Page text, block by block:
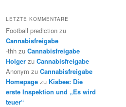
LETZTE KOMMENTARE
Football prediction zu
Cannabisfreigabe
-thh zu Cannabisfreigabe
Holger zu Cannabisfreigabe
Anonym zu Cannabisfreigabe
Homepage zu Kisbee: Die
erste Inspektion und „Es wird
teuer“